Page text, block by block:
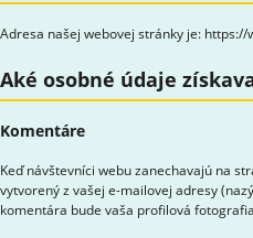
Adresa našej webovej stránky je: https://
Aké osobné údaje
Komentáre
Keď návštevníci webu zanechavajú na
vytvorený z vašej e-mailovej adresy
komentára bude vaša profilová